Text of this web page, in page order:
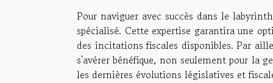
Pour naviguer avec succès dans le
spécialisé. Cette expertise garantira une
des incitations fiscales disponibles. Par
s'avérer bénéfique, non seulement pour la
les dernières évolutions législatives et